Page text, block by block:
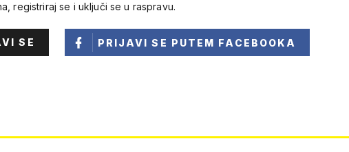
registriraj se i uključi se u raspravu.
SE PRIJAVI SE PUTEM FACEBOOKA